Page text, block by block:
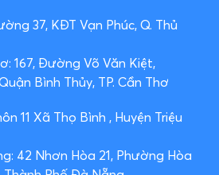
37, KĐT Vạn Phúc, Q. Thủ
167, Đường Võ Văn Kiệt,
Bình Thủy, TP. Cần Thơ
11 Xã Thọ Bình , Huyện Triệu
42 Nhơn Hòa 21, Phường Hòa